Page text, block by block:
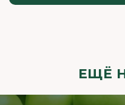
ЕЩЁ